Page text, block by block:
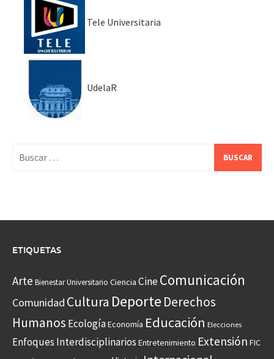
Tele Universitaria
UdelaR
ETIQUETAS
Arte Bienestar Universitario Ciencia CineComunicación
Comunidad Cultura Deporte Derechos
Humanos EcologíaEconomía Educación Elecciones
Enfoques Interdisciplinarios Entretenimiento Extensión FIC